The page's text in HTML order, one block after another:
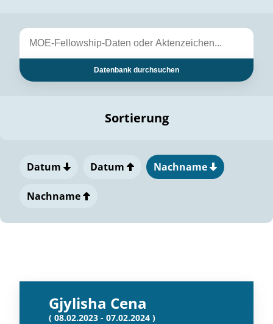
Datenbank durchsuchen
Sortierung
Datum Datum Nachname
Nachname
Gjylisha Cena
( 08.02.2023 - 07.02.2024 )